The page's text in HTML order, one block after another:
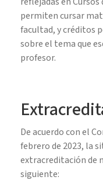
permiten cursar
facultad, y créditos
sobre el tema que
profesor.
De acuerdo con el
febrero de 2023, la
extracreditación de
siguiente: